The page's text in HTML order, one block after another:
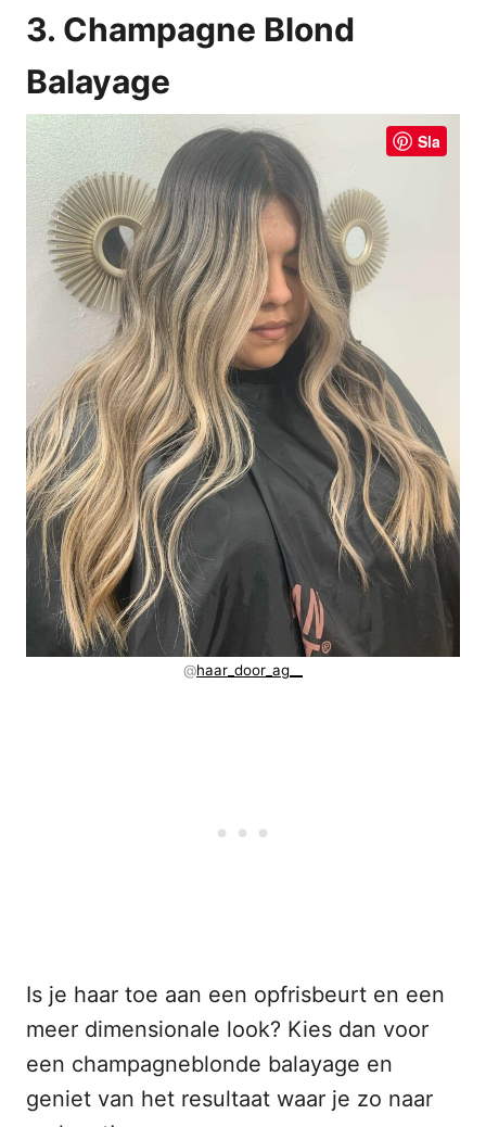
3. Champagne Blond
Balayage
Sla
@haar_door_ag__
Is je haar toe aan een opfrisbeurt en een
meer dimensionale look? Kies dan voor
een champagneblonde balayage en
geniet van het resultaat waar je zo naar